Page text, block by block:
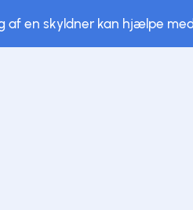
af en skyldner kan hjælpe